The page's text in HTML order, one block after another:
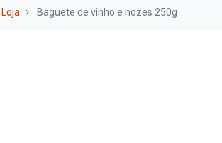
Loja Baguete de vinho e nozes 250g